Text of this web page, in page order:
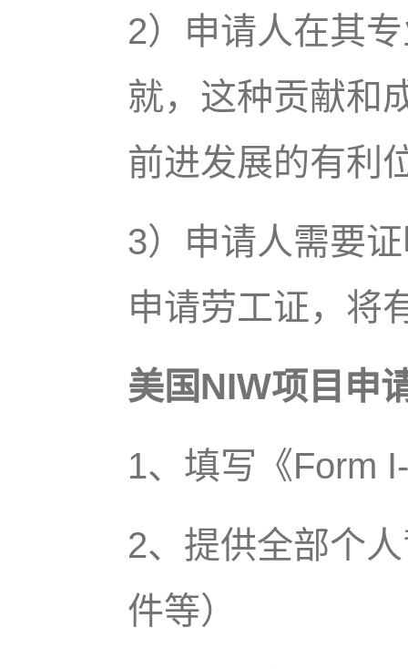
2）申请人在其
就，这种贡献和
前进发展的有利
3）申请人需要
申请劳工证，将
美国NIW项目申
1、填写《Form
2、提供全部个
件等）